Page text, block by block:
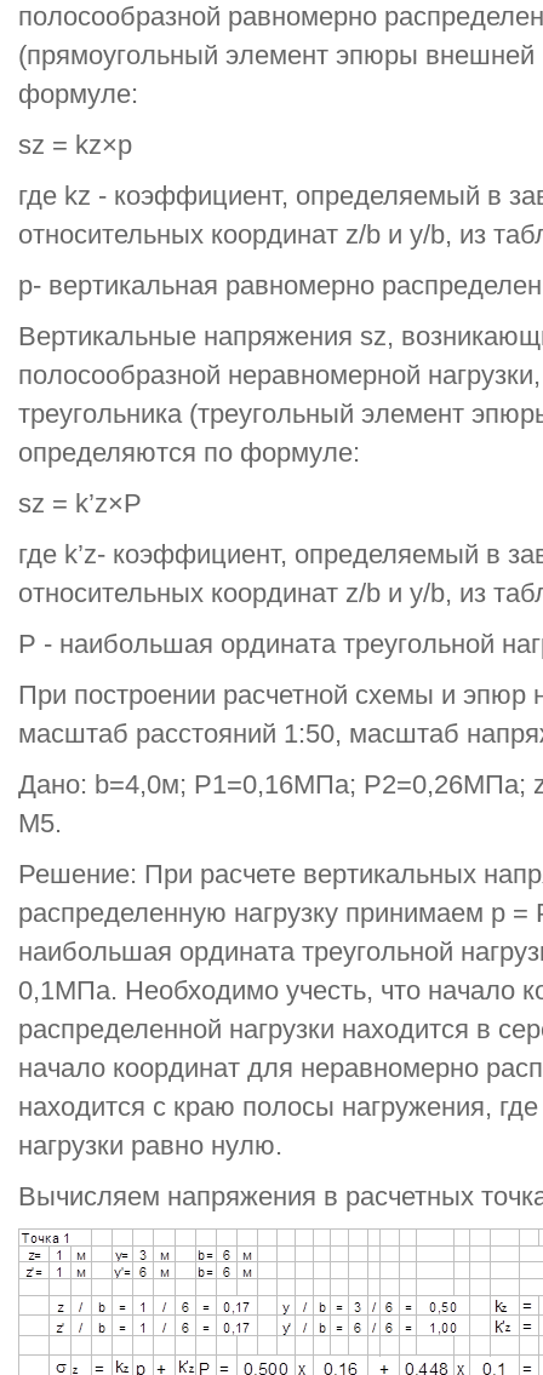
полосообразной равномерно
(прямоугольный элемент эпюры внешней
формуле:
sz = kz×p
где kz - коэффициент, определяемый в
относительных координат z/b и у/b, из
р- вертикальная равномерно
Вертикальные напряжения sz,
полосообразной неравномерной
треугольника (треугольный элемент
определяются по формуле:
sz = k’z×P
где k’z- коэффициент, определяемый в
относительных координат z/b и у/b, из
Р - наибольшая ордината треугольной
При построении расчетной схемы и
масштаб расстояний 1:50, масштаб
Дано: b=4,0м; Р1=0,16МПа; Р2=0,26МПа;
М5.
Решение: При расчете вертикальных
распределенную нагрузку принимаем p
наибольшая ордината треугольной
0,1МПа. Необходимо учесть, что начало
распределенной нагрузки находится в
начало координат для неравномерно
находится с краю полосы нагружения,
нагрузки равно нулю.
Вычисляем напряжения в расчетных